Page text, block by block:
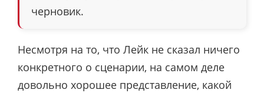
черновик.
Несмотря на то, что Лейк не сказал ничего
конкретного о сценарии, на самом деле
довольно хорошее представление, какой